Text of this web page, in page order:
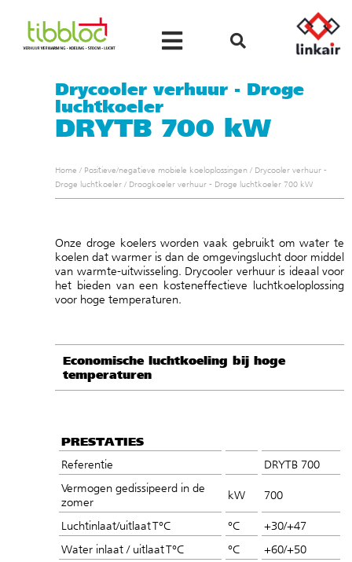
Drycooler verhuur - Droge
luchtkoeler
DRYTB 700 kW
Home / Positieve/negatieve mobiele koeloplossingen / Drycooler verhuur -
Droge luchtkoeler / Droogkoeler verhuur - Droge luchtkoeler 700 kW
Onze droge koelers worden vaak gebruikt om water te
koelen dat warmer is dan de omgevingslucht door middel
van warmte-uitwisseling. Drycooler verhuur is ideaal voor
het bieden van een kosteneffectieve luchtkoeloplossing
voor hoge temperaturen.
Economische luchtkoeling bij hoge
temperaturen
PRESTATIES
Referentie
DRYTB 700
Vermogen gedissipeerd in de
zomer
kW 700
Luchtinlaat/uitlaat T°C °C
+30/+47
Water inlaat / uitlaat T°C
°C
+60/+50